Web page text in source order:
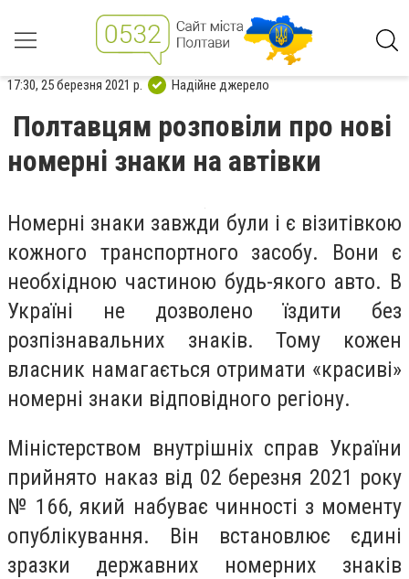
17:30, 25 березня 2021 р. Надійне джерело
Полтавцям розповіли про нові
номерні знаки на автівки
Номерні знаки завжди були і є візитівкою
кожного транспортного засобу. Вони є
необхідною частиною будь-якого авто. В
Україні не дозволено їздити без
розпізнавальних знаків. Тому кожен
власник намагається отримати «красиві»
номерні знаки відповідного регіону.
Міністерством внутрішніх справ України
прийнято наказ від 02 березня 2021 року
№ 166, який набуває чинності з моменту
опублікування. Він встановлює єдині
зразки державних номерних знаків